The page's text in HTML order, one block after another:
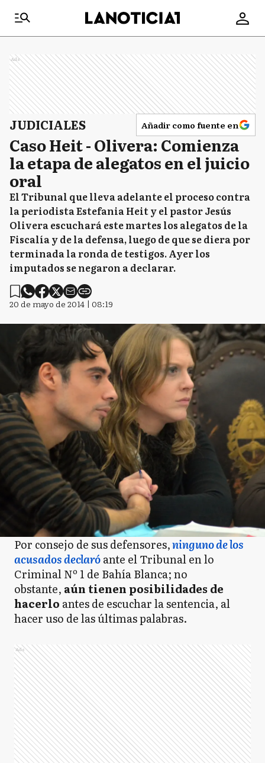
Ads
JUDICIALES Añadir como fuente en
Caso Heit - Olivera: Comienza
la etapa de alegatos en el juicio
oral
El Tribunal que lleva adelante el proceso contra
la periodista Estefania Heit y el pastor Jesús
Olivera escuchará este martes los alegatos de la
Fiscalía y de la defensa, luego de que se diera por
terminada la ronda de testigos. Ayer los
imputados se negaron a declarar.
20 de mayo de 2014 | 08:19
Por consejo de sus defensores,ninguno de los
acusados declaróante el Tribunal en lo
Criminal Nº 1 de Bahía Blanca; no
obstante, aún tienen posibilidades de
hacerlo antes de escuchar la sentencia, al
hacer uso de las últimas palabras.
Ads